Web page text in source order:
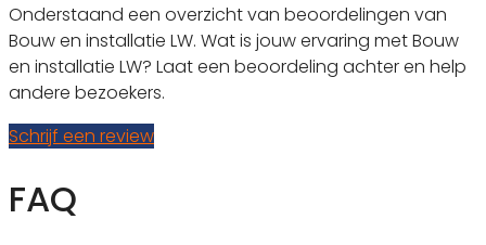
Onderstaand een overzicht van beoordelingen van
Bouw en installatie LW. Wat is jouw ervaring met Bouw
en installatie LW? Laat een beoordeling achter en help
andere bezoekers.
Schrijf een review
FAQ